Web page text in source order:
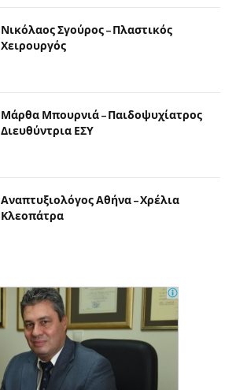
Νικόλαος Σγούρος – Πλαστικός
Χειρουργός
Μάρθα Μπουρνιά – Παιδοψυχίατρος
Διευθύντρια ΕΣΥ
Αναπτυξιολόγος Αθήνα – Χρέλια
Κλεοπάτρα